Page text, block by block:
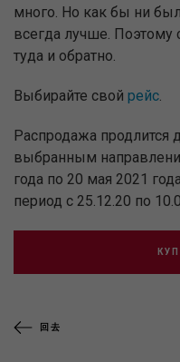
много. Но как бы ни
всегда лучше. Поэтому
туда и обратно.
Выбирайте свой рейс.
Распродажа продлится
выбранным
года по 20 мая 2021
период с 25.12.20 по
回去